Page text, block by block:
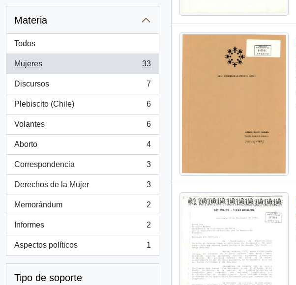
Materia
Todos
Mujeres
, 33 resultados
33
Discursos
, 7 resultados
7
Plebiscito (Chile)
, 6 resultados
6
Volantes
, 6 resultados
6
Aborto
, 4 resultados
4
Correspondencia
, 3 resultados
3
Derechos de la Mujer
, 3 resultados
3
Memorándum
, 2 resultados
2
Informes
, 2 resultados
2
Aspectos políticos
, 1 resultados
1
Tipo de soporte